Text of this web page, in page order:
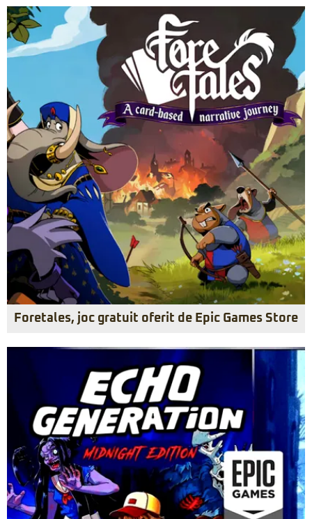
Foretales, joc gratuit oferit de Epic Games Store